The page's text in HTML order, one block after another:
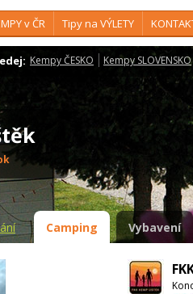
v ČR Tipy na VÝLETY
Kempy ČESKO Kempy SLOVENSKO
Camping Vybavení